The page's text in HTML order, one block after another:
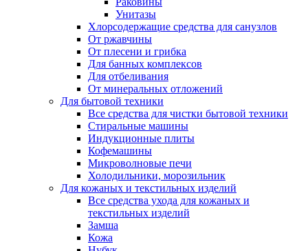
Унитазы
Хлорсодержащие средства для санузлов
От ржавчины
От плесени и грибка
Для банных комплексов
Для отбеливания
От минеральных отложений
Для бытовой техники
Все средства для чистки бытовой техники
Стиральные машины
Индукционные плиты
Кофемашины
Микроволновые печи
Холодильники, морозильник
Для кожаных и текстильных изделий
Все средства ухода для кожаных и
текстильных изделий
Замша
Кожа